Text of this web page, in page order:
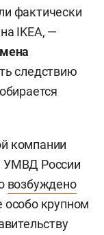
фактически
IKEA, —
следствию
компании
УМВД России
возбуждено
особо крупном